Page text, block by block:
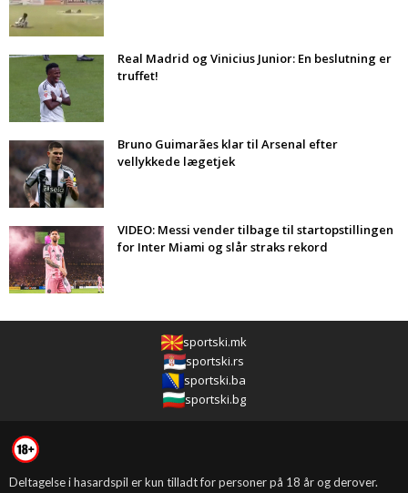
Real Madrid og Vinicius Junior: En beslutning er
truffet!
Bruno Guimarães klar til Arsenal efter
vellykkede lægetjek
VIDEO: Messi vender tilbage til startopstillingen
for Inter Miami og slår straks rekord
sportski.mk
sportski.rs
sportski.ba
sportski.bg
Deltagelse i hasardspil er kun tilladt for personer på 18 år og derover.